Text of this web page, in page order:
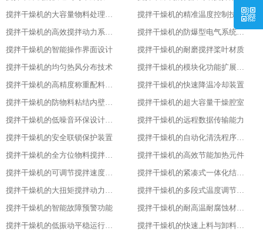
搅拌干燥机的大容量物料处理能力优势
搅拌干燥机的精准温度控制技术亮点
搅拌干燥机的高效搅拌动力系统特性
搅拌干燥机的防爆型电气系统配置
搅拌干燥机的智能操作界面设计
搅拌干燥机的耐磨搅拌桨叶材质
搅拌干燥机的均匀热风分布技术
搅拌干燥机的模块化功能扩展设计
搅拌干燥机的高精度称重配料系统
搅拌干燥机的快速降温冷却装置
搅拌干燥机的防物料粘结内壁处理
搅拌干燥机的超大容量干燥腔室
搅拌干燥机的低噪音环保设计理念
搅拌干燥机的远程数据传输能力
搅拌干燥机的安全联锁保护装置
搅拌干燥机的自动化清洗程序设置
搅拌干燥机的全方位物料搅拌效果
搅拌干燥机的高效节能加热元件
搅拌干燥机的可调节搅拌速度功能
搅拌干燥机的紧凑式一体化结构布局
搅拌干燥机的大扭矩搅拌动力输出
搅拌干燥机的多段式温度调节模式
搅拌干燥机的智能故障预警功能
搅拌干燥机的耐高温耐腐蚀材质选用
搅拌干燥机的低振动平稳运行特性
搅拌干燥机的快速上料与卸料设计